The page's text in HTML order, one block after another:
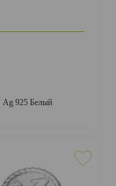
Ag 925 Белый